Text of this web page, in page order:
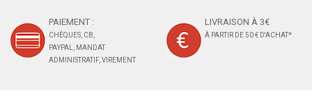
PAIEMENT :
CHÈQUES, CB,
PAYPAL, MANDAT
ADMINISTRATIF, VIREMENT
LIVRAISON À 3€
À PARTIR DE 50 € D'ACHAT*